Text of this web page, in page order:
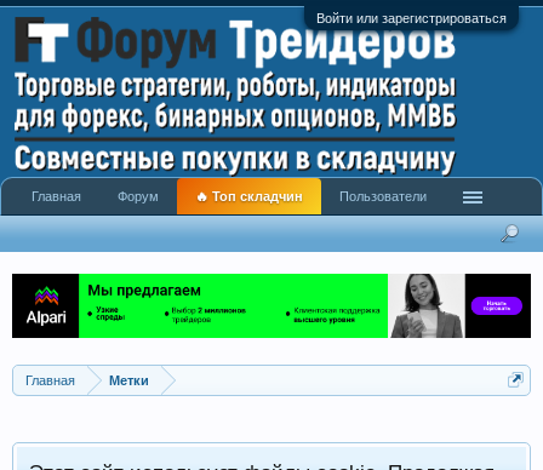
Войти или зарегистрироваться
Главная Метки
Главная Форум 🔥 Топ складчин Пользователи